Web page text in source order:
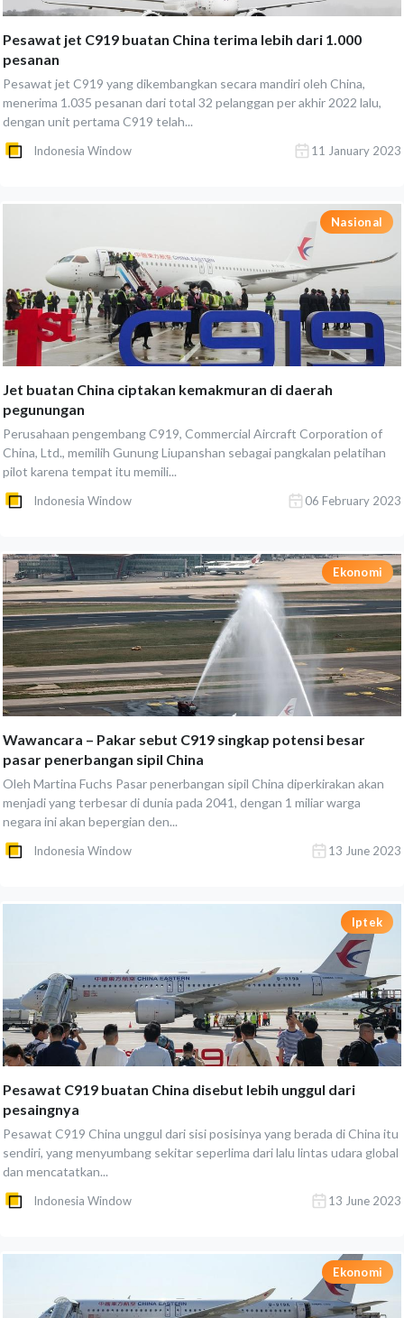
Pesawat jet C919 buatan China terima lebih dari 1.000
pesanan
Pesawat jet C919 yang dikembangkan secara mandiri oleh China,
menerima 1.035 pesanan dari total 32 pelanggan per akhir 2022 lalu,
dengan unit pertama C919 telah...
Indonesia Window 11 January 2023
Nasional
Jet buatan China ciptakan kemakmuran di daerah
pegunungan
Perusahaan pengembang C919, Commercial Aircraft Corporation of
China, Ltd., memilih Gunung Liupanshan sebagai pangkalan pelatihan
pilot karena tempat itu memili...
Indonesia Window 06 February 2023
Ekonomi
Wawancara – Pakar sebut C919 singkap potensi besar
pasar penerbangan sipil China
Oleh Martina Fuchs Pasar penerbangan sipil China diperkirakan akan
menjadi yang terbesar di dunia pada 2041, dengan 1 miliar warga
negara ini akan bepergian den...
Indonesia Window 13 June 2023
Iptek
Pesawat C919 buatan China disebut lebih unggul dari
pesaingnya
Pesawat C919 China unggul dari sisi posisinya yang berada di China itu
sendiri, yang menyumbang sekitar seperlima dari lalu lintas udara global
dan mencatatkan...
Indonesia Window 13 June 2023
Ekonomi